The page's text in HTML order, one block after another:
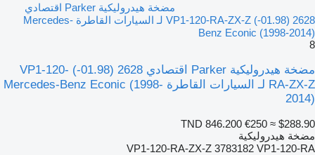
مضخة هيدروليكية Parker اقتصادي
2628 (01.98-) VP1-120-RA-ZX-Z لـ السيارات القاطرة Mercedes-
Benz Econic (1998-2014)
8
مضخة هيدروليكية Parker اقتصادي 2628 (01.98-) VP1-120-
RA-ZX-Z لـ السيارات القاطرة Mercedes-Benz Econic (1998-
2014)
TND 846.200 €250 ≈ $288.90
مضخة هيدروليكية
VP1-120-RA-ZX-Z 3783182 VP1-120-RA